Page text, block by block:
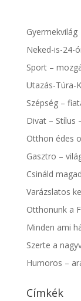
Gyermekvilág
Neked-is-24-
Sport –
Utazás-Túra-
Szépség –
Divat – Stílus
Otthon édes
Gasztro –
Csináld
Varázslatos
Otthonunk a
Minden ami
Szerte a
Humoros –
Címkék